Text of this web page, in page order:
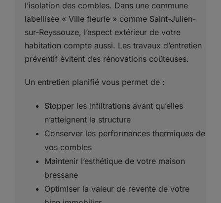
l’isolation des combles. Dans une commune
labellisée « Ville fleurie » comme Saint-Julien-
sur-Reyssouze, l’aspect extérieur de votre
habitation compte aussi. Les travaux d’entretien
préventif évitent des rénovations coûteuses.
Un entretien planifié vous permet de :
Stopper les infiltrations avant qu’elles
n’atteignent la structure
Conserver les performances thermiques de
vos combles
Maintenir l’esthétique de votre maison
bressane
Optimiser la valeur de revente de votre